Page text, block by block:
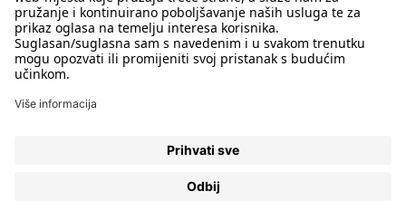
Sunce i zaštita
Serumi za lice
Proizvodi za čišćenje lica
Koji mi parfem
odgovara?
Kako našminkati oči da
Kako ukloniti mitesere
Hijaluronska krema